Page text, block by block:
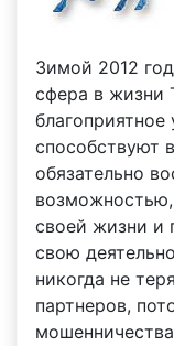
Зимой 2012
сфера в жизни
способствуют
обязательно
своей жизни и
свою
никогда не
партнеров,